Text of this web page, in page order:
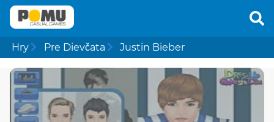
Hry Pre Dievčata Justin Bieber